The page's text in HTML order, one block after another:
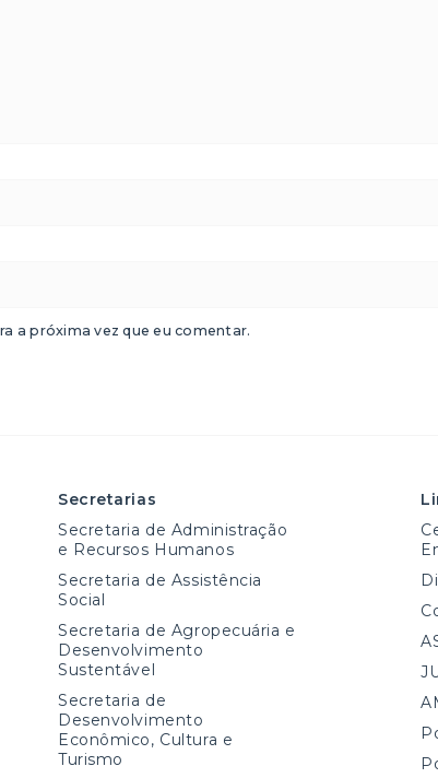
a próxima vez que eu comentar.
Secretarias
Secretaria de Administração
e Recursos Humanos
Secretaria de Assistência
Social
Secretaria de Agropecuária e
Desenvolvimento
Sustentável
Secretaria de
Desenvolvimento
Econômico, Cultura e
Turismo